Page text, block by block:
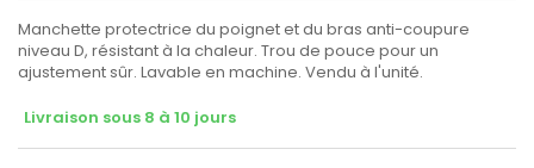
Manchette protectrice du poignet et du bras anti-coupure
niveau D, résistant à la chaleur. Trou de pouce pour un
ajustement sûr. Lavable en machine. Vendu à l'unité.
Livraison sous 8 à 10 jours